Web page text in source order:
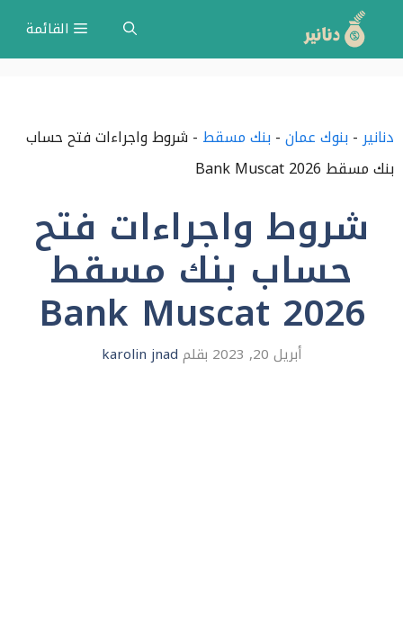
انتقل
إلى
القائمة
دنانير-بنوك عمان-بنك مسقط - شروط واجراءات فتح حساب
بنك مسقط Bank Muscat 2026
شروط واجراءات فتح
حساب بنك مسقط
Bank Muscat 2026
أبريل 20, 2023 بقلم karolin jnad